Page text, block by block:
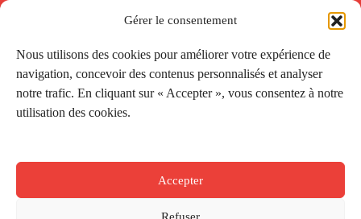
Gérer le consentement
Nous utilisons des cookies pour améliorer votre expérience de
navigation, concevoir des contenus personnalisés et analyser
notre trafic. En cliquant sur « Accepter », vous consentez à notre
utilisation des cookies.
Accepter
Refuser
Conditions générales de vente
Réductions de la Carte Côté Courrier
Application